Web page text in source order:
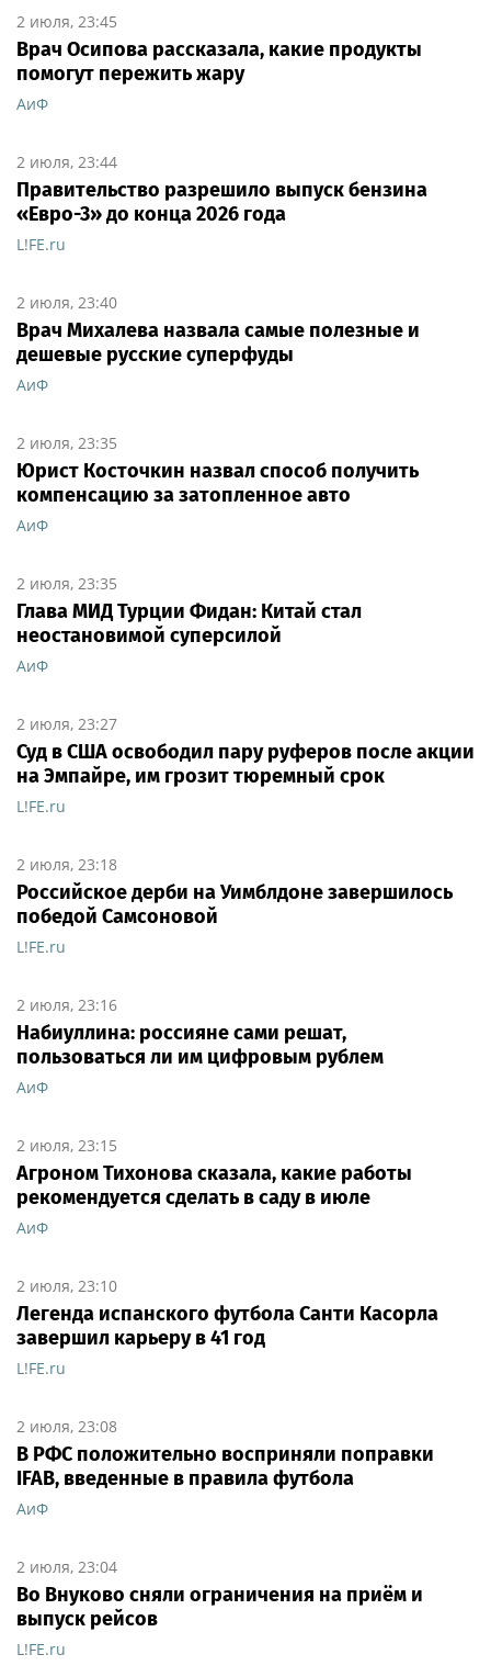
2 июля, 23:45
Врач Осипова рассказала, какие продукты
помогут пережить жару
АиФ
2 июля, 23:44
Правительство разрешило выпуск бензина
«Евро-3» до конца 2026 года
L!FE.ru
2 июля, 23:40
Врач Михалева назвала самые полезные и
дешевые русские суперфуды
АиФ
2 июля, 23:35
Юрист Косточкин назвал способ получить
компенсацию за затопленное авто
АиФ
2 июля, 23:35
Глава МИД Турции Фидан: Китай стал
неостановимой суперсилой
АиФ
2 июля, 23:27
Суд в США освободил пару руферов после акции
на Эмпайре, им грозит тюремный срок
L!FE.ru
2 июля, 23:18
Российское дерби на Уимблдоне завершилось
победой Самсоновой
L!FE.ru
2 июля, 23:16
Набиуллина: россияне сами решат,
пользоваться ли им цифровым рублем
АиФ
2 июля, 23:15
Агроном Тихонова сказала, какие работы
рекомендуется сделать в саду в июле
АиФ
2 июля, 23:10
Легенда испанского футбола Санти Касорла
завершил карьеру в 41 год
L!FE.ru
2 июля, 23:08
В РФС положительно восприняли поправки
IFAB, введенные в правила футбола
АиФ
2 июля, 23:04
Во Внуково сняли ограничения на приём и
выпуск рейсов
L!FE.ru